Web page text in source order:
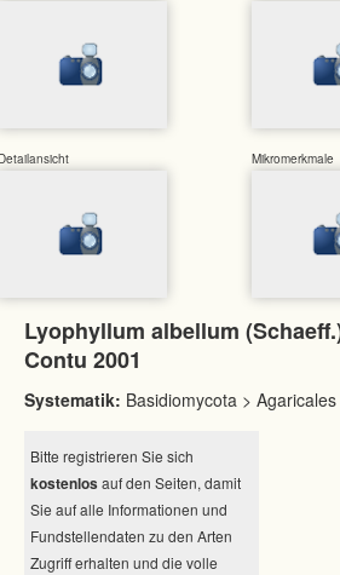
Mikromerkmale
Lyophyllum albellum
Contu 2001
Systematik: Basidiomycota >
Bitte registrieren Sie sich
kostenlos auf den Seiten, damit
Sie auf alle Informationen und
Fundstellendaten zu den Arten
Zugriff erhalten und die volle